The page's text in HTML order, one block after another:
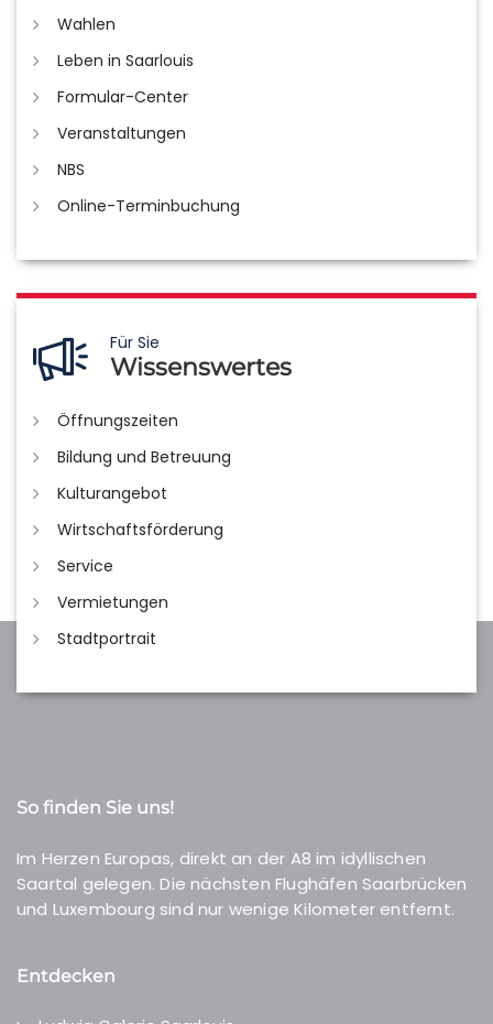
Wahlen
Leben in Saarlouis
Formular-Center
Veranstaltungen
NBS
Online-Terminbuchung
Für Sie
Wissenswertes
Öffnungszeiten
Bildung und Betreuung
Kulturangebot
Wirtschaftsförderung
Service
Vermietungen
Stadtportrait
So finden Sie uns!
Im Herzen Europas, direkt an der A8 im idyllischen
Saartal gelegen. Die nächsten Flughäfen Saarbrücken
und Luxembourg sind nur wenige Kilometer entfernt.
Entdecken